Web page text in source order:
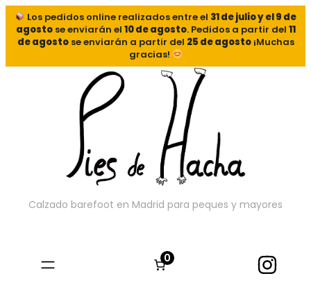
Los pedidos online realizados entre el 31 de julio y el 9 de
agostose enviarán el 10 de agosto. Pedidos a partir del 11
de agostose enviarán a partir del 25 de agosto¡Muchas
gracias!
Calzado barefoot en Madrid para peques y mayores
0